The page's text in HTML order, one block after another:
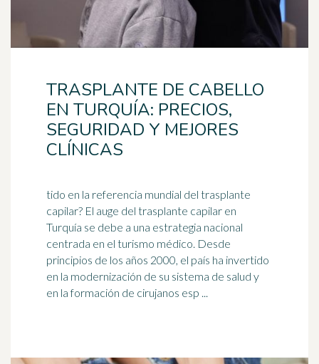
TRASPLANTE DE CABELLO
EN TURQUÍA: PRECIOS,
SEGURIDAD Y MEJORES
CLÍNICAS
tido en la referencia mundial del trasplante
capilar? El auge del trasplante capilar en
Turquía se debe a una estrategia nacional
centrada en el turismo médico. Desde
principios de los años 2000, el país ha invertido
en la modernización de su sistema de salud y
en la formación de cirujanos esp ...